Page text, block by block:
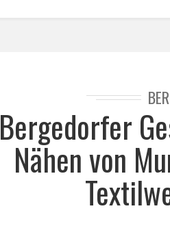
Bergedorfer
Nähen von